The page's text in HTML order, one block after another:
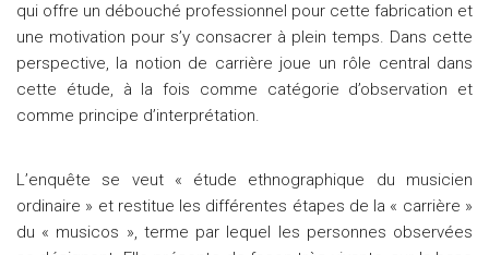
qui offre un débouché professionnel pour cette fabrication et
une motivation pour s’y consacrer à plein temps. Dans cette
perspective, la notion de carrière joue un rôle central dans
cette étude, à la fois comme catégorie d’observation et
comme principe d’interprétation.
L’enquête se veut « étude ethnographique du musicien
ordinaire » et restitue les différentes étapes de la « carrière »
du « musicos », terme par lequel les personnes observées